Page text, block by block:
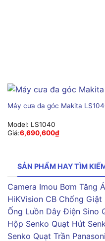
Máy cưa đa góc Makita
Model: LS1040
Giá:6,690,600₫
SẢN PHẨM HAY TÌM
Camera Imou Bơm Tăng
HiKVision CB Chống Giật
Ống Luồn Dây Điện Sino
Hộp Senko Quạt Hút
Senko Quạt Trần